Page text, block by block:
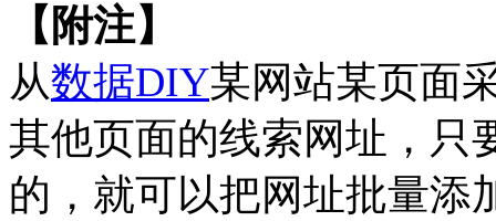
【附注】
从数据DIY某网站某页面
其他页面的线索网址，只
的，就可以把网址批量添